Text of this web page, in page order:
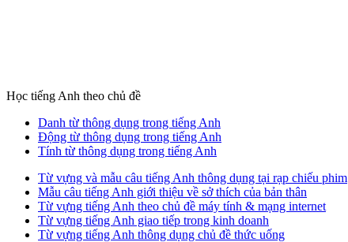
Học tiếng Anh theo chủ đề
Danh từ thông dụng trong tiếng Anh
Động từ thông dụng trong tiếng Anh
Tính từ thông dụng trong tiếng Anh
Từ vựng và mẫu câu tiếng Anh thông dụng tại rạp chiếu phim
Mẫu câu tiếng Anh giới thiệu về sở thích của bản thân
Từ vựng tiếng Anh theo chủ đề máy tính & mạng internet
Từ vựng tiếng Anh giao tiếp trong kinh doanh
Từ vựng tiếng Anh thông dụng chủ đề thức uống